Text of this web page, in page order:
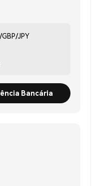
JPY
Bancária